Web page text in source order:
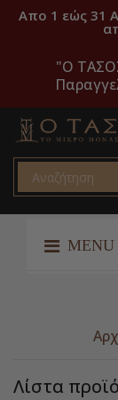
Απο 1 εώς 31
"O
MENU
Λίστα